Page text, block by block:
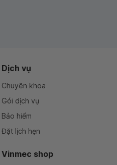
Dịch vụ
Chuyên khoa
Gói dịch vụ
Bảo hiểm
Đặt lịch hẹn
Vinmec shop